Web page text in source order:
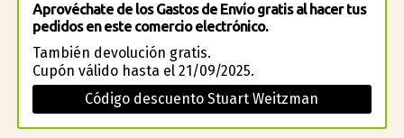
Aprovéchate de los Gastos de Envío gratis al hacer tus
pedidos en este comercio electrónico.
También devolución gratis.
Cupón válido hasta el 21/09/2025.
Código descuento Stuart Weitzman